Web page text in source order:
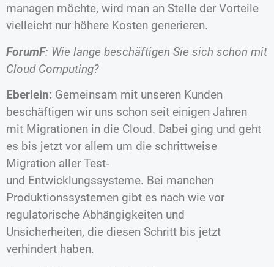
managen möchte, wird man an Stelle der Vorteile
vielleicht nur höhere Kosten generieren.
ForumF: Wie lange beschäftigen Sie sich schon mit
Cloud Computing?
Eberlein: Gemeinsam mit unseren Kunden
beschäftigen wir uns schon seit einigen Jahren
mit Migrationen in die Cloud. Dabei ging und geht
es bis jetzt vor allem um die schrittweise
Migration aller Test‐
und Entwicklungssysteme. Bei manchen
Produktionssystemen gibt es nach wie vor
regulatorische Abhängigkeiten und
Unsicherheiten, die diesen Schritt bis jetzt
verhindert haben.